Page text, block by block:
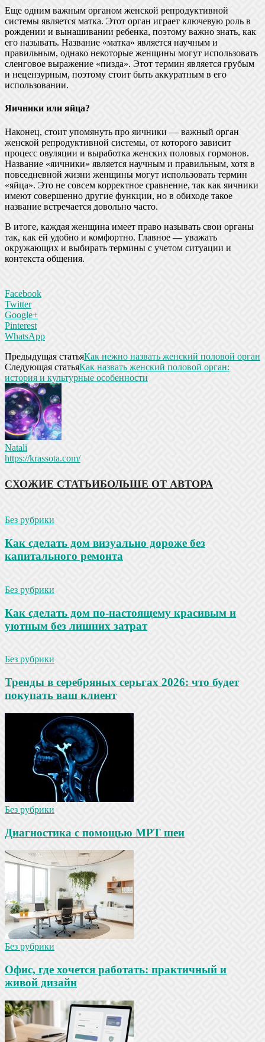
Еще одним важным органом женской репродуктивной
системы является матка. Этот орган играет ключевую роль в
рождении и вынашивании ребенка, поэтому важно знать, как
его называть. Название «матка» является научным и
правильным, однако некоторые женщины могут использовать
сленговое выражение «пизда». Этот термин является грубым
и нецензурным, поэтому стоит быть аккуратным в его
использовании.
Яичники или яйца?
Наконец, стоит упомянуть про яичники — важный орган
женской репродуктивной системы, от которого зависит
процесс овуляции и выработка женских половых гормонов.
Название «яичники» является научным и правильным, хотя в
повседневной жизни женщины могут использовать термин
«яйца». Это не совсем корректное сравнение, так как яичники
имеют совершенно другие функции, но в обиходе такое
название встречается довольно часто.
В итоге, каждая женщина имеет право называть свои органы
так, как ей удобно и комфортно. Главное — уважать
окружающих и выбирать термины с учетом ситуации и
контекста общения.
Facebook
Twitter
Google+
Pinterest
WhatsApp
Предыдущая статьяКак нежно назвать женский половой орган
Следующая статьяКак назвать женский половой орган:
история и культурные особенности
Natali
https://krassota.com/
СХОЖИЕ СТАТЬИБОЛЬШЕ ОТ АВТОРА
Без рубрики
Как сделать дом визуально дороже без
капитального ремонта
Без рубрики
Как сделать дом по-настоящему красивым и
уютным без лишних затрат
Без рубрики
Тренды в серебряных серьгах 2026: что будет
покупать ваш клиент
Без рубрики
Диагностика с помощью МРТ шеи
Без рубрики
Офис, где хочется работать: практичный и
живой дизайн